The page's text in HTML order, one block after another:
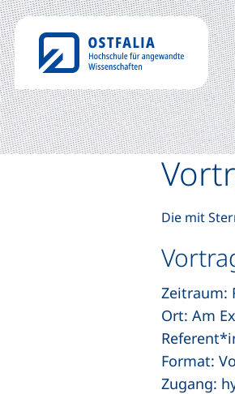
Die mit
Zeitraum:
Ort: Am
Format:
Zugang: